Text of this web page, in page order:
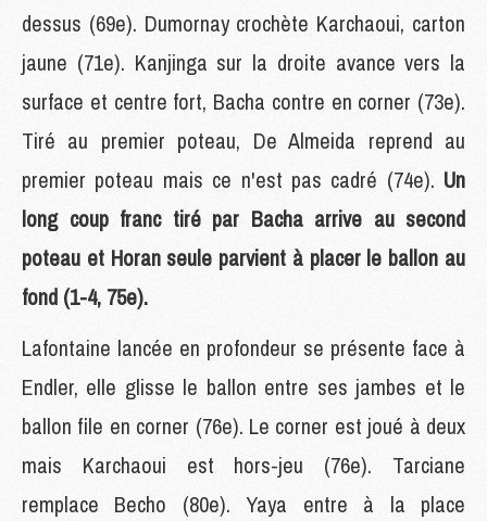
dessus (69e). Dumornay crochète Karchaoui, carton
jaune (71e). Kanjinga sur la droite avance vers la
surface et centre fort, Bacha contre en corner (73e).
Tiré au premier poteau, De Almeida reprend au
premier poteau mais ce n'est pas cadré (74e). Un
long coup franc tiré par Bacha arrive au second
poteau et Horan seule parvient à placer le ballon au
fond (1-4, 75e).
Lafontaine lancée en profondeur se présente face à
Endler, elle glisse le ballon entre ses jambes et le
ballon file en corner (76e). Le corner est joué à deux
mais Karchaoui est hors-jeu (76e). Tarciane
remplace Becho (80e). Yaya entre à la place